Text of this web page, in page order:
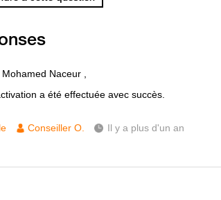
Naceur ,
a été effectuée avec succès.
Conseiller O. Il y a plus d'un an